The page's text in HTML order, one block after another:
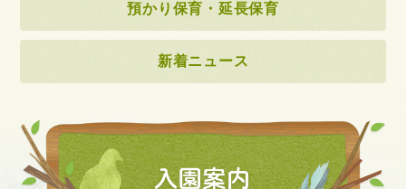
預かり保育・延長保育
新着ニュース